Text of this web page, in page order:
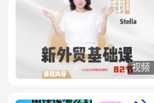
视频